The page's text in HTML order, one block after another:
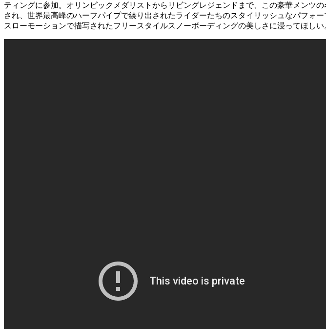
ティングに参加。オリンピックメダリストからリビングレジェンドまで、この豪華メンツ
され、世界最高峰のハーフパイプで繰り出されたライダーたちのスタイリッシュなパフォ
スローモーションで描写されたフリースタイルスノーボーディングの美しさに浸ってほしい